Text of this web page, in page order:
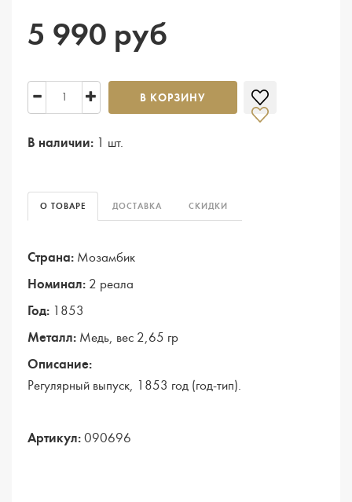
5 990 руб
В КОРЗИНУ
В наличии: 1 шт.
О ТОВАРЕ ДОСТАВКА СКИДКИ
Страна: Мозамбик
Номинал: 2 реала
Год: 1853
Металл: Медь, вес 2,65 гр
Описание:
Регулярный выпуск, 1853 год (год-тип).
Артикул: 090696